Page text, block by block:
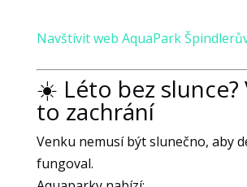
Navštívit web AquaPark
☀️ Léto bez slunce?
to zachrání
Venku nemusí být slunečno, aby
fungoval.